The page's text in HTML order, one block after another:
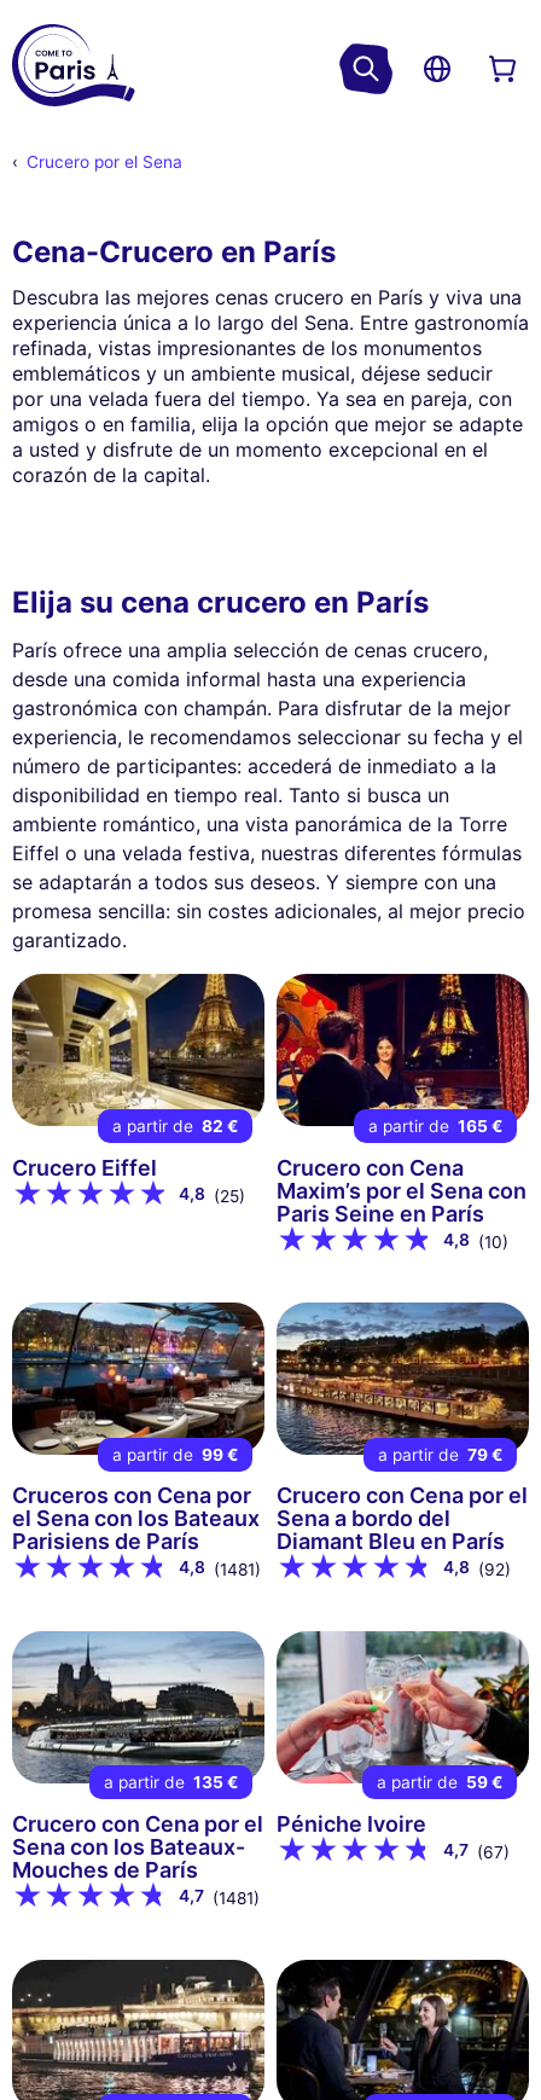
Crucero por el Sena
Cena-Crucero en París
Descubra las mejores cenas crucero en París y viva una
experiencia única a lo largo del Sena. Entre gastronomía
refinada, vistas impresionantes de los monumentos
emblemáticos y un ambiente musical, déjese seducir
por una velada fuera del tiempo. Ya sea en pareja, con
amigos o en familia, elija la opción que mejor se adapte
a usted y disfrute de un momento excepcional en el
corazón de la capital.
Elija su cena crucero en París
París ofrece una amplia selección de cenas crucero,
desde una comida informal hasta una experiencia
gastronómica con champán. Para disfrutar de la mejor
experiencia, le recomendamos seleccionar su fecha y el
número de participantes: accederá de inmediato a la
disponibilidad en tiempo real. Tanto si busca un
ambiente romántico, una vista panorámica de la Torre
Eiffel o una velada festiva, nuestras diferentes fórmulas
se adaptarán a todos sus deseos. Y siempre con una
promesa sencilla: sin costes adicionales, al mejor precio
garantizado.
a partir de 82 €
Crucero Eiffel
4,8 (25)
a partir de 165 €
Crucero con Cena
Maxim’s por el Sena con
Paris Seine en París
4,8 (10)
a partir de 99 €
Cruceros con Cena por
el Sena con los Bateaux
Parisiens de París
4,8 (1481)
a partir de 79 €
Crucero con Cena por el
Sena a bordo del
Diamant Bleu en París
4,8 (92)
a partir de 135 €
Crucero con Cena por el
Sena con los Bateaux-
Mouches de París
4,7 (1481)
a partir de 59 €
Péniche Ivoire
4,7 (67)